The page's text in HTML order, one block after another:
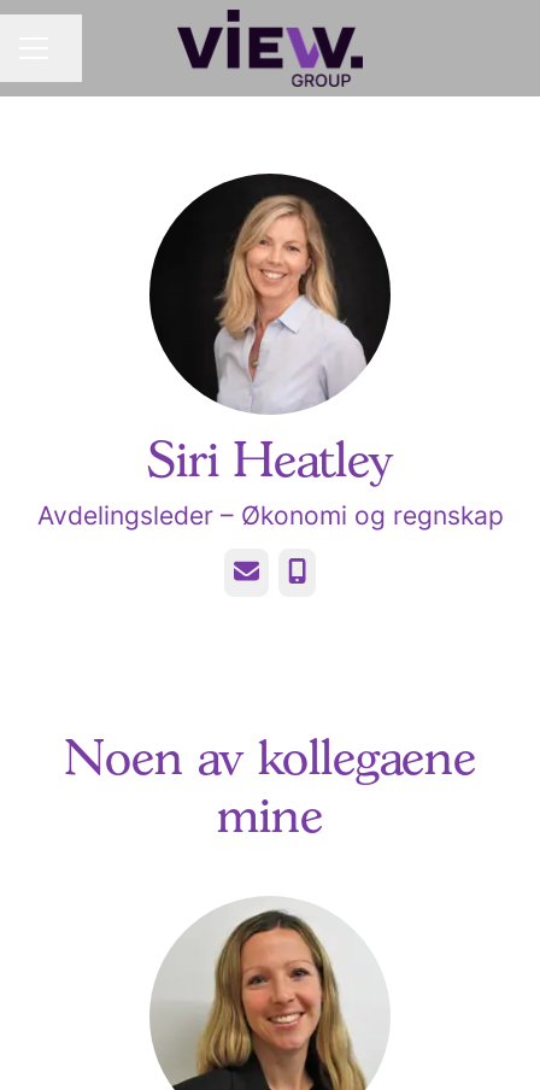
Siri Heatley
Avdelingsleder – Økonomi og regnskap
E-postTelefonnummer
Noen av kollegaene
mine